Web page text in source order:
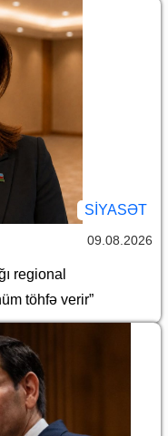
SİYASƏT
09.08.2026
regional
töhfə verir”